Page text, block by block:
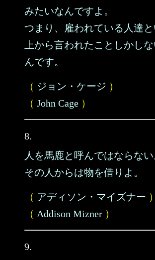
みたいなんですよ。
つまり、雇われている人達と
上から言われたことしかし
んです。
（ ジョン・ケージ ）
（ John Cage ）
8.
人を馬鹿と呼んではならない
その人からは物を借りよ。
（ アディソン・マイズナー ）
（ Addison Mizner ）
9.